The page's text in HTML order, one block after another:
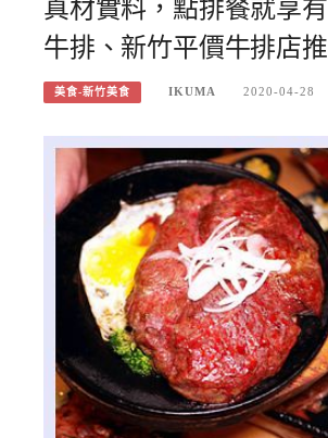
真材實料，點排餐就享
牛排、新竹平價牛排店推
美食-新竹美食 IKUMA 2020-04-28